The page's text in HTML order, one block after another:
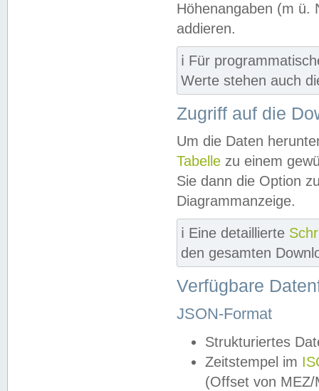
Höhenangaben (m ü.
addieren.
ℹ️ Für
Werte stehen auch
Zugriff auf die
Um die Daten
Tabelle zu einem
Sie dann die Option
Diagrammanzeige.
ℹ️ Eine detaillierte
den gesamten
Verfügbare
JSON-Format
Strukturiertes
Zeitstempel im
(Offset von MEZ/